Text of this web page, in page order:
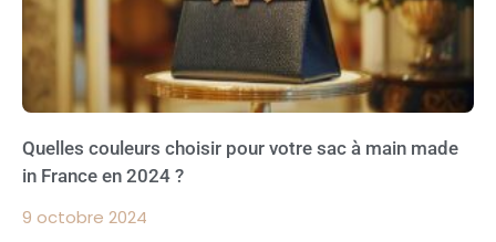
Quelles couleurs choisir pour votre sac à main made
in France en 2024 ?
9 octobre 2024